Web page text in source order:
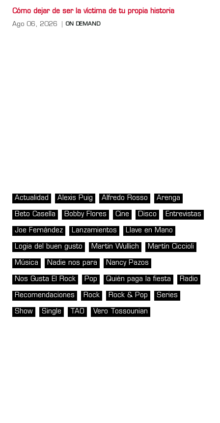
Cómo dejar de ser la víctima de tu propia historia
Ago 06, 2026 ON DEMAND
Actualidad Alexis Puig Alfredo Rosso Arenga
Beto Casella Bobby Flores Cine Disco Entrevistas
Joe Fernández Lanzamientos Llave en Mano
Logia del buen gusto Martin Wullich Martín Ciccioli
Música Nadie nos para Nancy Pazos
Nos Gusta El Rock Pop Quién paga la fiesta Radio
Recomendaciones Rock Rock & Pop Series
Show Single TAO Vero Tossounian